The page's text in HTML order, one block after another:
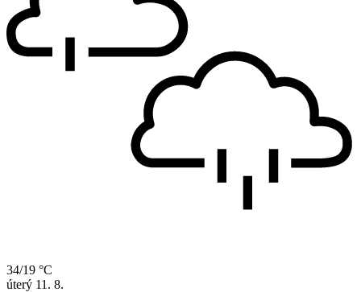
34/19 °C
úterý 11. 8.